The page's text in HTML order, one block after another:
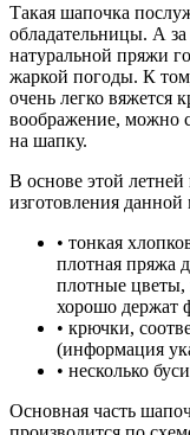
Такая шапочка
обладательницы. А
натуральной пряжи
жаркой погоды. К
очень легко вяжется
воображение, можно
на шапку.
В основе этой
изготовления данной
• тонкая
плотная пряжа
плотные цветы,
хорошо держат
• крючки,
(информация
• несколько
Основная часть